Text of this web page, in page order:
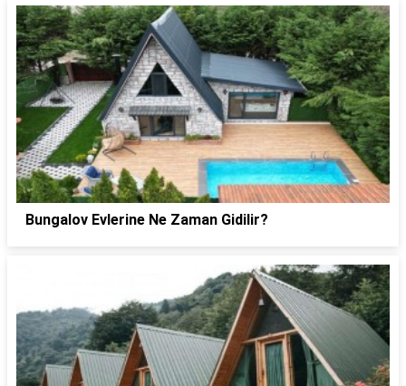
Bungalov Evlerine Ne Zaman Gidilir?